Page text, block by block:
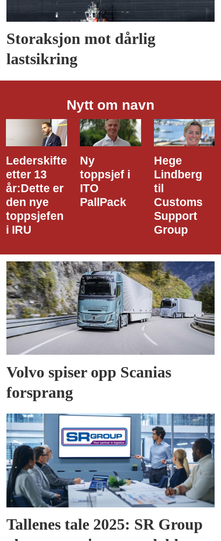
Storaksjon mot dårlig
lastsikring
Nytt om navn
Ny
toppsjef i
ITO
PallPack
Hege
Lindberg
til
Customs
Dette er
den nye
i Narvik
Havn
Volvo spiser opp Scanias
forsprang
Tallenes tale 2025: SR Group